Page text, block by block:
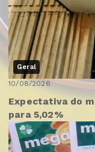
Geral
10/08/2026
Expectativa do
para 5,02%